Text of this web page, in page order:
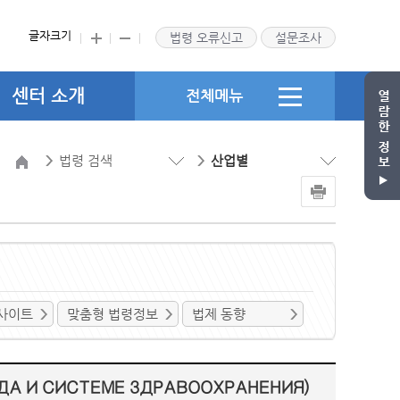
글자크기 법령 오류신고 설문조사
센터 소개 전체메뉴
법령 검색 산업별
이트 맞춤형 법령정보 법제 동향
И СИСТЕМЕ ЗДРАВООХРАНЕНИЯ)